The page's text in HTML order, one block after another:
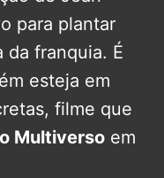
para plantar
da franquia. É
esteja em
filme que
Multiverso em